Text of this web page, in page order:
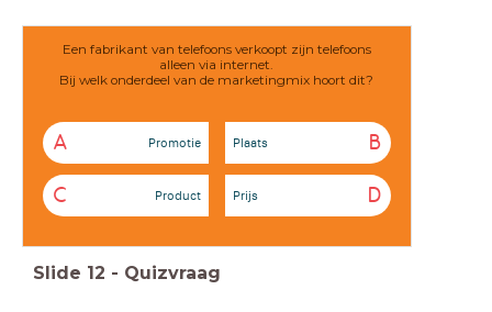
Een fabrikant van telefoons verkoopt zijn telefoons
alleen via internet.
Bij welk onderdeel van de marketingmix hoort dit?
A Promotie B
Plaats
C Product D
Prijs
Slide 12 - Quizvraag